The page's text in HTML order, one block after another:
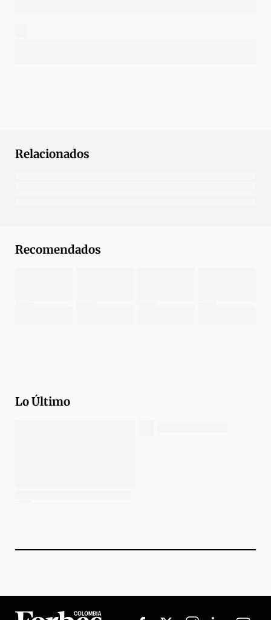
Relacionados
Recomendados
Lo Último